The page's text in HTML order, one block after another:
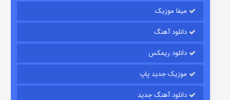
قسمت۱۵ (دوبله) منتشر شد
میفا موزیک
دانلود آهنگ
دانلود ریمکس
موزیک جدید پاپ
دانلود آهنگ جدید